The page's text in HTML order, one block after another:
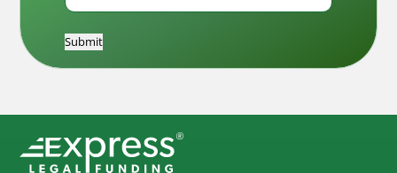
Submit